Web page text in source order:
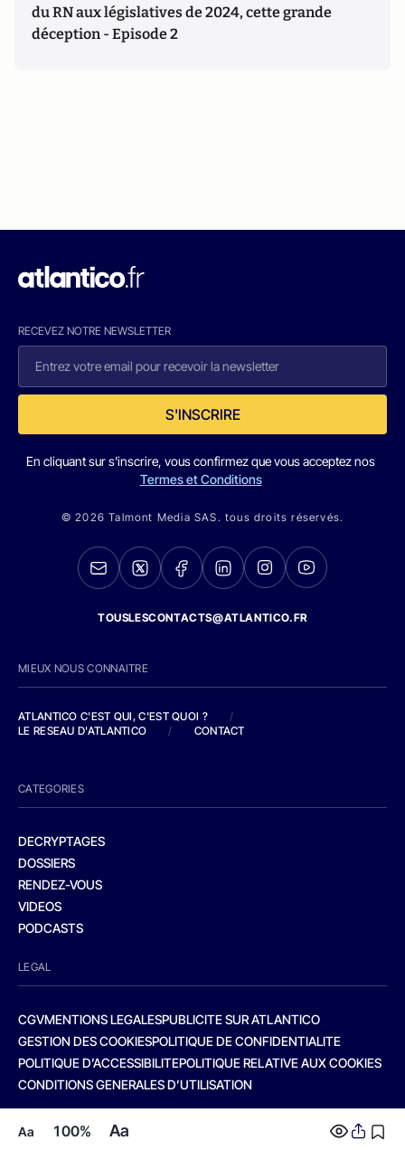
Aa 100% Aa
du RN aux législatives de 2024, cette grande
déception - Episode 2
RECEVEZ NOTRE NEWSLETTER
S'INSCRIRE
En cliquant sur s'inscrire, vous confirmez que vous acceptez nos
Termes et Conditions
© 2026 Talmont Media SAS. tous droits réservés.
TOUSLESCONTACTS@ATLANTICO.FR
MIEUX NOUS CONNAITRE
ATLANTICO C'EST QUI, C'EST QUOI ?
/
LE RESEAU D'ATLANTICO
/ CONTACT
CATEGORIES
DECRYPTAGES
DOSSIERS
RENDEZ-VOUS
VIDEOS
PODCASTS
LEGAL
CGVMENTIONS LEGALESPUBLICITE SUR ATLANTICO
GESTION DES COOKIESPOLITIQUE DE CONFIDENTIALITE
POLITIQUE D’ACCESSIBILITEPOLITIQUE RELATIVE AUX COOKIES
CONDITIONS GENERALES D’UTILISATION